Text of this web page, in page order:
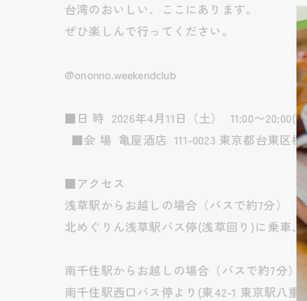
台湾のおいしい、ここにあります。
ぜひ楽しんで行ってください。
@ononno.weekendclub
■日 時 2026年4月11日（土） 11:00〜
■会 場 亀屋酒店 111-0023 東京都台東区橋
■アクセス
浅草駅からお越しの場合（バスで約7分）
北めぐりん浅草駅バス停(浅草回り)に乗車
南千住駅からお越しの場合（バスで約7分）
南千住駅西口バス停より(東42-1 東京駅八